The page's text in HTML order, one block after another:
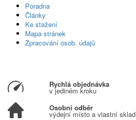
Poradna
Články
Ke stažení
Mapa stránek
Zpracování osob. údajů
Rychlá objednávka
v jediném kroku
Osobní odběr
výdejní místo a vlastní sklad